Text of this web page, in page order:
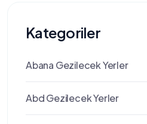
Kategoriler
Abana Gezilecek Yerler
Abd Gezilecek Yerler